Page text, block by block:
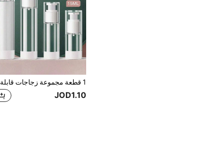
JOD1.10